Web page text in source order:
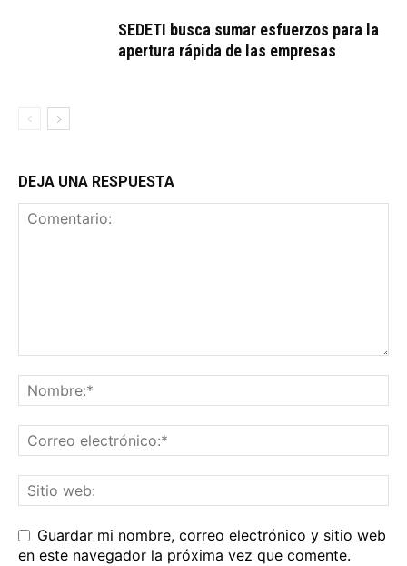
SEDETI busca sumar esfuerzos para la
apertura rápida de las empresas
DEJA UNA RESPUESTA
Guardar mi nombre, correo electrónico y sitio web
en este navegador la próxima vez que comente.